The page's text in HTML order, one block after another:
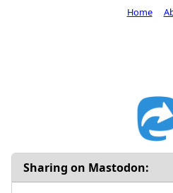
Sharing on Mastodon:
Home